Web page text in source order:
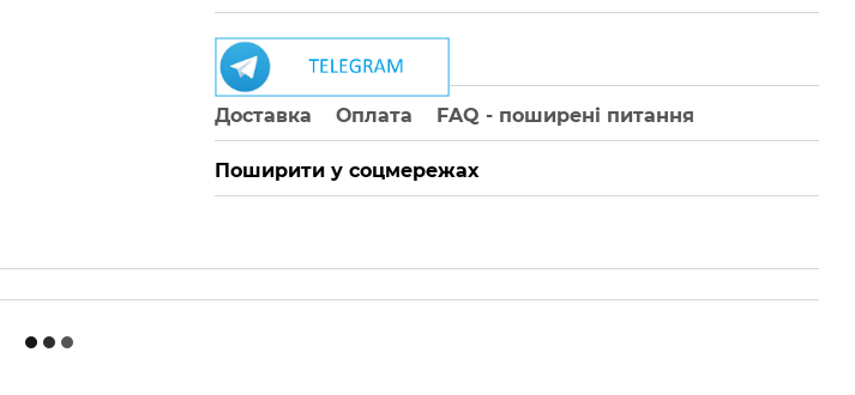
Доставка Оплата FAQ - поширені питання
Поширити у соцмережах